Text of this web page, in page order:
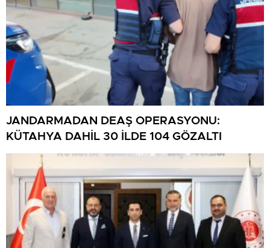
JANDARMADAN DEAŞ OPERASYONU:
KÜTAHYA DAHİL 30 İLDE 104 GÖZALTI